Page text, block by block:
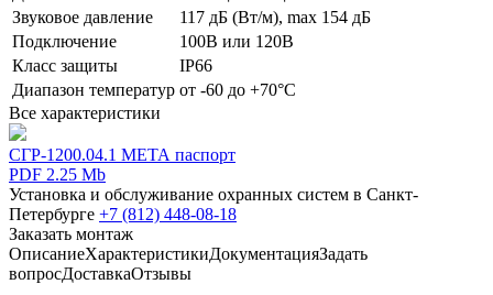
Звуковое давление
117 дБ (Вт/м), max 154 дБ
Подключение
100В или 120В
Класс защиты
IP66
Диапазон температур от -60 до +70°С
Все характеристики
СГР-1200.04.1 МЕТА паспорт
PDF 2.25 Mb
Установка и обслуживание охранных систем в Санкт-
Петербурге +7 (812) 448-08-18
Заказать монтаж
ОписаниеХарактеристикиДокументацияЗадать
вопросДоставкаОтзывы